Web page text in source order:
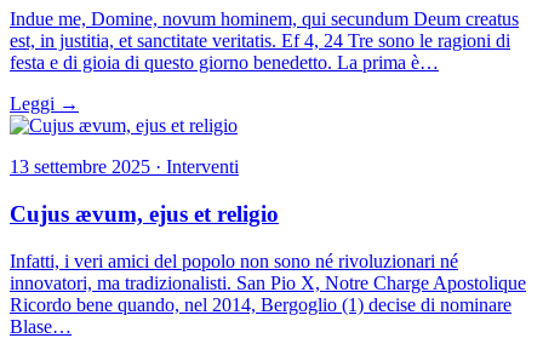
Indue me, Domine, novum hominem, qui secundum Deum creatus
est, in justitia, et sanctitate veritatis. Ef 4, 24 Tre sono le ragioni di
festa e di gioia di questo giorno benedetto. La prima è…
Leggi →
13 settembre 2025 · Interventi
Cujus ævum, ejus et religio
Infatti, i veri amici del popolo non sono né rivoluzionari né
innovatori, ma tradizionalisti. San Pio X, Notre Charge Apostolique
Ricordo bene quando, nel 2014, Bergoglio (1) decise di nominare
Blase…